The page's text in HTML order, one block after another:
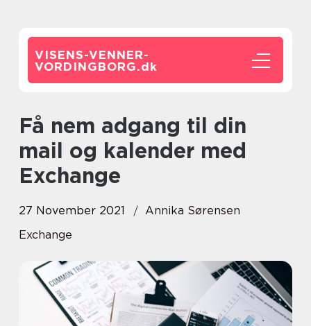
VISENS-VENNER-
VORDINGBORG.dk
Få nem adgang til din
mail og kalender med
Exchange
27 November 2021
Annika Sørensen
Exchange